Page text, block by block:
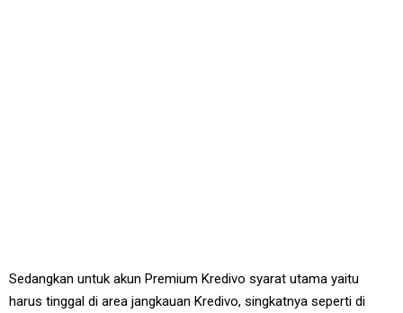
Sedangkan untuk akun Premium Kredivo syarat utama yaitu
harus tinggal di area jangkauan Kredivo, singkatnya seperti di